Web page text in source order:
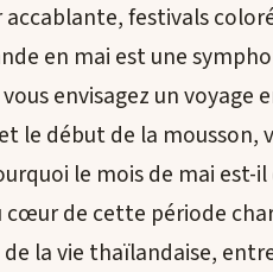
accablante, festivals
en mai est une
envisagez un
le début de la
le mois de mai
cœur de cette période
de la vie thaïlandaise,